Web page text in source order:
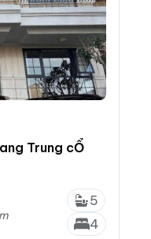
Trung cỔ
5
4